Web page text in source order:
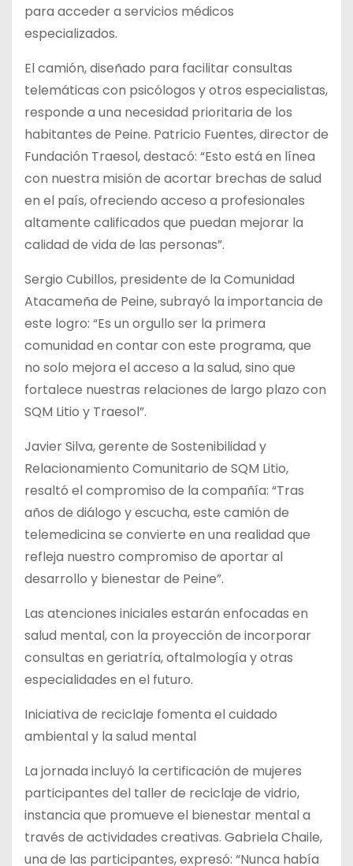
para acceder a servicios médicos
especializados.
El camión, diseñado para facilitar consultas
telemáticas con psicólogos y otros especialistas,
responde a una necesidad prioritaria de los
habitantes de Peine. Patricio Fuentes, director de
Fundación Traesol, destacó: “Esto está en línea
con nuestra misión de acortar brechas de salud
en el país, ofreciendo acceso a profesionales
altamente calificados que puedan mejorar la
calidad de vida de las personas”.
Sergio Cubillos, presidente de la Comunidad
Atacameña de Peine, subrayó la importancia de
este logro: “Es un orgullo ser la primera
comunidad en contar con este programa, que
no solo mejora el acceso a la salud, sino que
fortalece nuestras relaciones de largo plazo con
SQM Litio y Traesol”.
Javier Silva, gerente de Sostenibilidad y
Relacionamiento Comunitario de SQM Litio,
resaltó el compromiso de la compañía: “Tras
años de diálogo y escucha, este camión de
telemedicina se convierte en una realidad que
refleja nuestro compromiso de aportar al
desarrollo y bienestar de Peine”.
Las atenciones iniciales estarán enfocadas en
salud mental, con la proyección de incorporar
consultas en geriatría, oftalmología y otras
especialidades en el futuro.
Iniciativa de reciclaje fomenta el cuidado
ambiental y la salud mental
La jornada incluyó la certificación de mujeres
participantes del taller de reciclaje de vidrio,
instancia que promueve el bienestar mental a
través de actividades creativas. Gabriela Chaile,
una de las participantes, expresó: “Nunca había